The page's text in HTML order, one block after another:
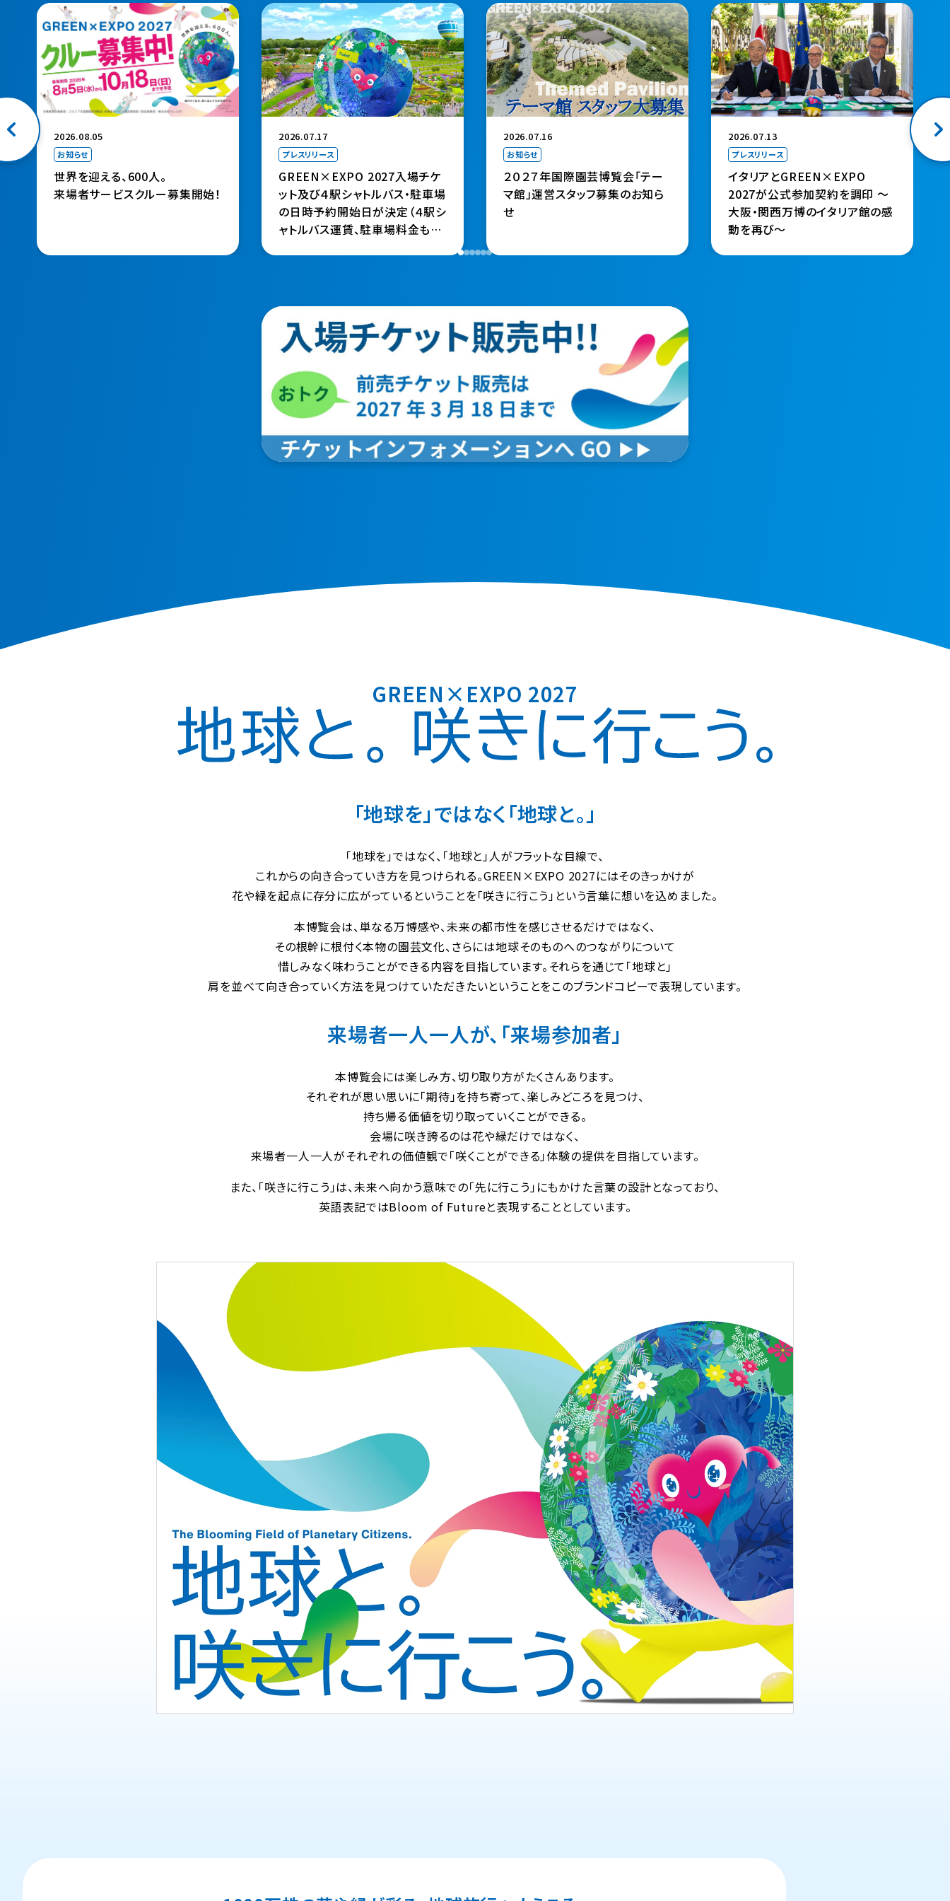
2026.08.05
お知らせ
世界を迎える、600人。
来場者サービスクルー募集開始！
2026.07.17
プレスリリース
GREEN×EXPO 2027入場チケ
ット及び４駅シャトルバス・駐車場
の日時予約開始日が決定（４駅シ
ャトルバス運賃、駐車場料金も設
（新規タブで開きます）
2026.07.16
お知らせ
２０２７年国際園芸博覧会「テー
マ館」運営スタッフ募集のお知ら
せ
2026.07.13
プレスリリース
イタリアとGREEN×EXPO
2027が公式参加契約を調印 ～
大阪・関西万博のイタリア館の感
動を再び～
（新規タブで開きます）
GREEN×EXPO 2027
「地球を」ではなく「地球と。」
「地球を」ではなく、「地球と」人がフラットな目線で、
これからの向き合っていき方を見つけられる。GREEN×EXPO 2027にはそのきっかけが
花や緑を起点に存分に広がっているということを「咲きに行こう」という言葉に想いを込めました。
本博覧会は、単なる万博感や、未来の都市性を感じさせるだけではなく、
その根幹に根付く本物の園芸文化、さらには地球そのものへのつながりについて
惜しみなく味わうことができる内容を目指しています。それらを通じて「地球と」
肩を並べて向き合っていく方法を見つけていただきたいということをこのブランドコピーで表現しています。
来場者一人一人が、「来場参加者」
本博覧会には楽しみ方、切り取り方がたくさんあります。
それぞれが思い思いに「期待」を持ち寄って、楽しみどころを見つけ、
持ち帰る価値を切り取っていくことができる。
会場に咲き誇るのは花や緑だけではなく、
来場者一人一人がそれぞれの価値観で「咲くことができる」体験の提供を目指しています。
また、「咲きに行こう」は、未来へ向かう意味での「先に行こう」にもかけた言葉の設計となっており、
英語表記ではBloom of Futureと表現することとしています。